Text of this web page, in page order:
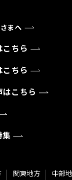
まへ
こちら
こちら
はこちら
集
関東地方
中部